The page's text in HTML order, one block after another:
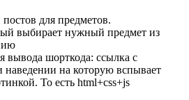
для предметов.
выбирает нужный предмет из
вывода шорткода: ссылка с
наведении на которую вспывает
То есть html+css+js